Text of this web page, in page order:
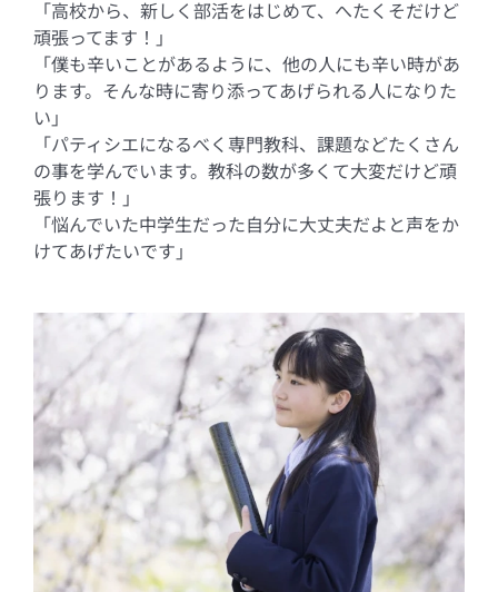
「高校から、新しく部活をはじめて、へたくそだけど
頑張ってます！」
「僕も辛いことがあるように、他の人にも辛い時があ
ります。そんな時に寄り添ってあげられる人になりた
い」
「パティシエになるべく専門教科、課題などたくさん
の事を学んでいます。教科の数が多くて大変だけど頑
張ります！」
「悩んでいた中学生だった自分に大丈夫だよと声をか
けてあげたいです」